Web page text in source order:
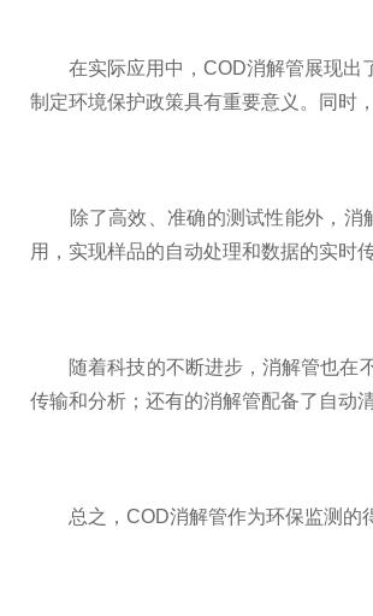
在实际应用中，COD消解管展现出了
制定环境保护政策具有重要意义。同时
除了高效、准确的测试性能外，消解
用，实现样品的自动处理和数据的实时
随着科技的不断进步，消解管也在不
传输和分析；还有的消解管配备了自动
总之，COD消解管作为环保监测的得